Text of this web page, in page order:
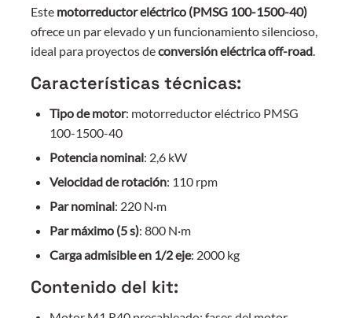
Este motorreductor eléctrico (PMSG 100-1500-40)
ofrece un par elevado y un funcionamiento silencioso,
ideal para proyectos deconversión eléctrica off-road.
Características técnicas:
Tipo de motor: motorreductor eléctrico PMSG
100-1500-40
Potencia nominal: 2,6 kW
Velocidad de rotación: 110 rpm
Par nominal: 220 N·m
Par máximo (5 s): 800 N·m
Carga admisible en 1/2 eje: 2000 kg
Contenido del kit: